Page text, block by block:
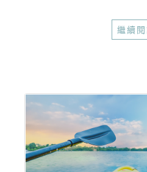
繼續閱